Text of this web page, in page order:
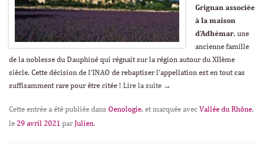
Grignan associée
à la maison
d’Adhémar, une
ancienne famille
de la noblesse du Dauphiné qui régnait sur la région autour du XIIème
siècle. Cette décision de l’INAO de rebaptiser l’appellation est en tout cas
suffisamment rare pour être citée ! Lire la suite →
Cette entrée a été publiée dans Oenologie, et marquée avec Vallée du Rhône,
le 29 avril 2021 par Julien.